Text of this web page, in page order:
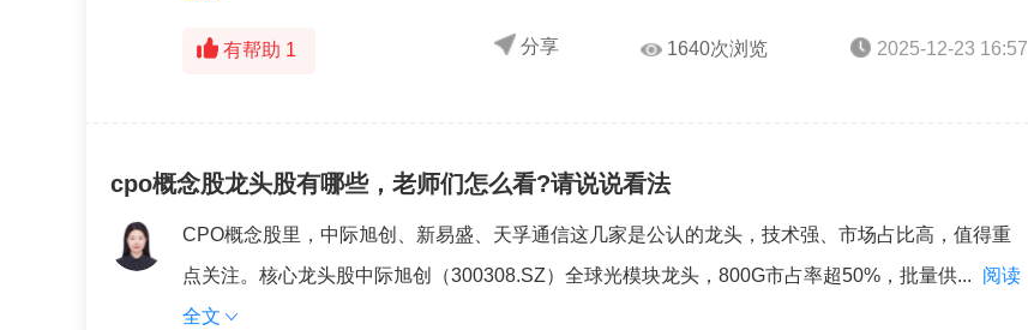
有帮助 1 分享 1640次浏览 2025-12-23 16:57
cpo概念股龙头股有哪些，老师们怎么看?请说说看法
CPO概念股里，中际旭创、新易盛、天孚通信这几家是公认的龙头，技术强、市场占比高，值得重
点关注。核心龙头股中际旭创（300308.SZ）‌全球光模块龙头，800G市占率超50%，批量供...
阅读
全文